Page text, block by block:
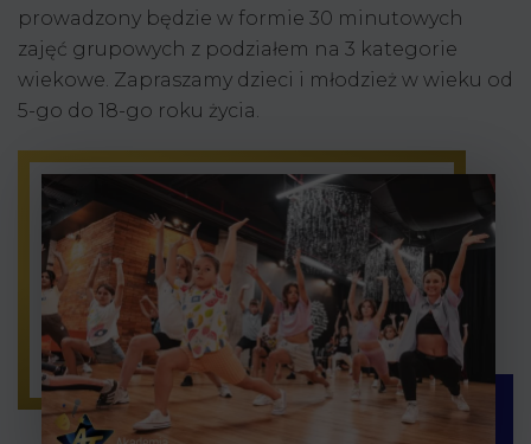
prowadzony będzie w formie 30 minutowych
zajęć grupowych z podziałem na 3 kategorie
wiekowe. Zapraszamy dzieci i młodzież w wieku od
5-go do 18-go roku życia.